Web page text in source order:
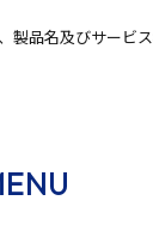
製品名及びサービ